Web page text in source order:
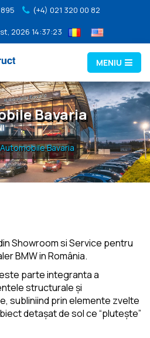
(+4) 021 320 00 82
2026 14:37:23
MENIU
Bavaria
Automobile Bavaria
Showroom si Service pentru
BMW in România.
parte integranta a
structurale și
subliniind prin elemente zvelte
detașat de sol ce “plutește”